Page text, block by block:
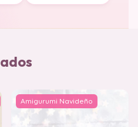
Amigurumi Navideño